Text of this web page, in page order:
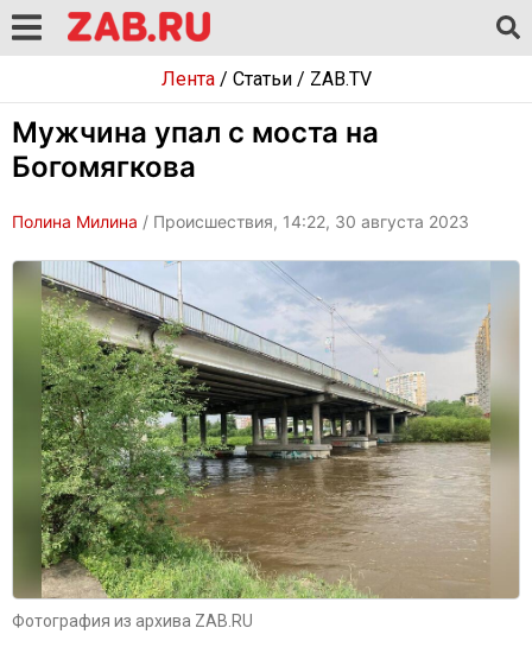
Лента/ Статьи/ ZAB.TV
Мужчина упал с моста на
Богомягкова
Полина Милина / Происшествия, 14:22, 30 августа 2023
Фотография из архива ZAB.RU